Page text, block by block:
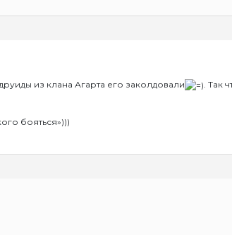
из клана Агарта его заколдовали . Так
бояться»)))